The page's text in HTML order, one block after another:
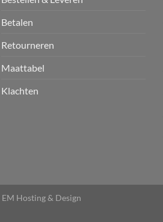
Betalen
Retourneren
Maattabel
Klachten
EM Hosting & Design